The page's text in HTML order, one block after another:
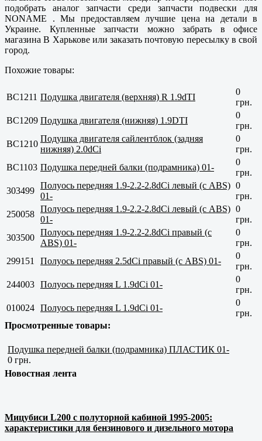
подобрать аналог запчасти среди запчасти подвески для
NONAME . Мы предоставляем лучшие цена на детали в
Украине. Купленные запчасти можно забрать в офисе
магазина В Харькове или заказать почтовую пересылку в свой
город.
Похожие товары:
BC1211 Подушка двигателя (верхняя) R 1.9dTI
0
грн.
BC1209 Подушка двигателя (нижняя) 1.9DTI
0
грн.
BC1210
Подушка двигателя сайлентблок (задняя
нижняя) 2.0dCi
0
грн.
BC1103 Подушка передней балки (подрамника) 01-
0
грн.
303499
Полуось передняя 1.9-2.2-2.8dCi левый (с ABS)
01-
0
грн.
250058
Полуось передняя 1.9-2.2-2.8dCi левый (с ABS)
01-
0
грн.
303500
Полуось передняя 1.9-2.2-2.8dCi правый (с
ABS) 01-
0
грн.
299151
Полуось передняя 2.5dCi правый (с ABS) 01-
0
грн.
244003 Полуось передняя L 1.9dCi 01-
0
грн.
010024 Полуось передняя L 1.9dCi 01-
0
грн.
Просмотренные товары:
Подушка передней балки (подрамника) ПЛАСТИК 01-
0 грн.
Новостная лента
Мицубиси L200 с полуторной кабиной 1995-2005:
характеристики для бензинового и дизельного мотора